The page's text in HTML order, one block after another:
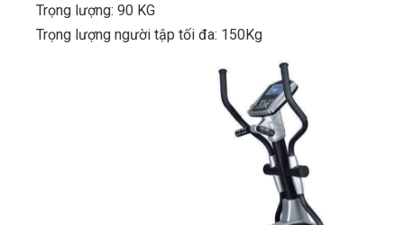
Trọng lượng: 90 KG
Trọng lượng người tập tối đa: 150Kg